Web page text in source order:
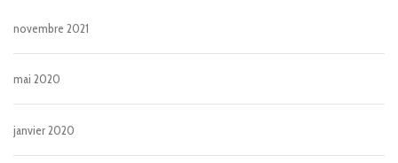
novembre 2021
mai 2020
janvier 2020